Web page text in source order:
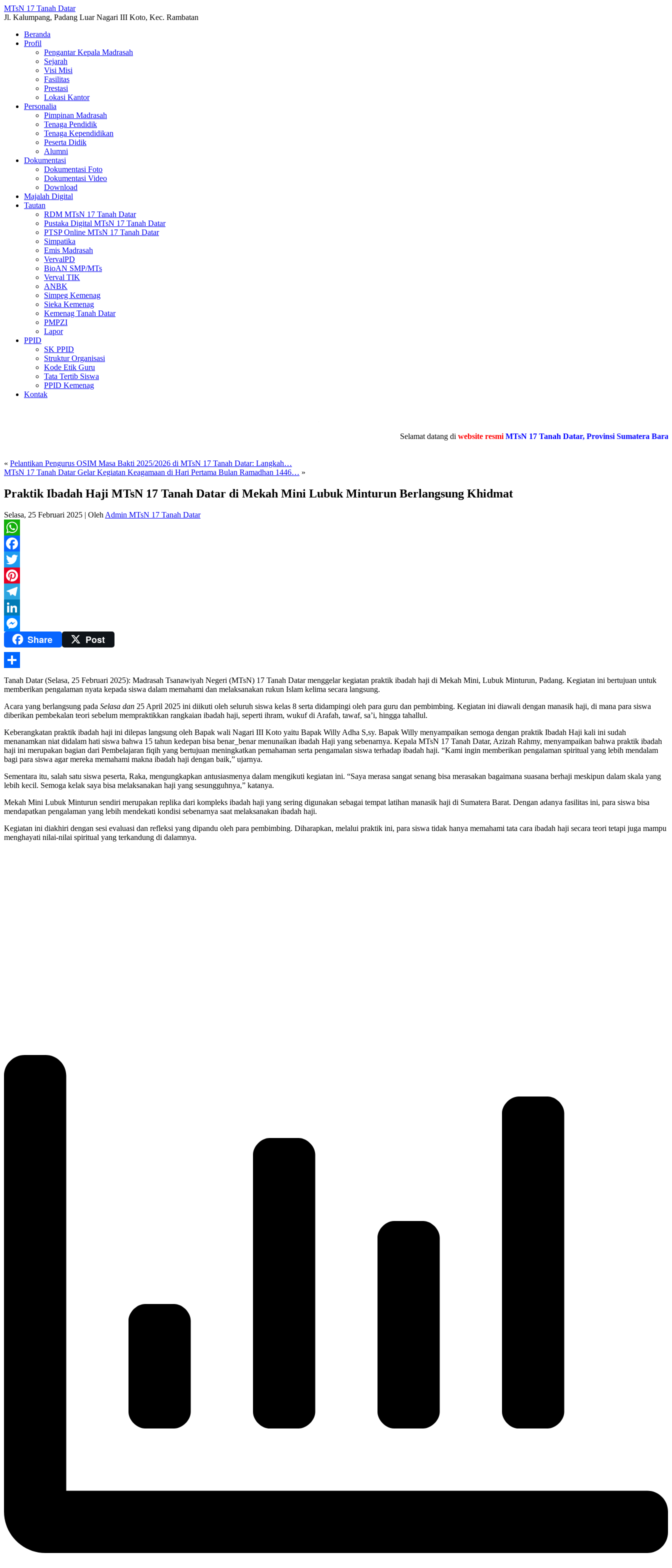
MTsN 17 Tanah Datar
Jl. Kalumpang, Padang Luar Nagari III Koto, Kec. Rambatan
Beranda
Profil
Pengantar Kepala Madrasah
Sejarah
Visi Misi
Fasilitas
Prestasi
Lokasi Kantor
Personalia
Pimpinan Madrasah
Tenaga Pendidik
Tenaga Kependidikan
Peserta Didik
Alumni
Dokumentasi
Dokumentasi Foto
Dokumentasi Video
Download
Majalah Digital
Tautan
RDM MTsN 17 Tanah Datar
Pustaka Digital MTsN 17 Tanah Datar
PTSP Online MTsN 17 Tanah Datar
Simpatika
Emis Madrasah
VervalPD
BioAN SMP/MTs
Verval TIK
ANBK
Simpeg Kemenag
Sieka Kemenag
Kemenag Tanah Datar
PMPZI
Lapor
PPID
SK PPID
Struktur Organisasi
Kode Etik Guru
Tata Tertib Siswa
PPID Kemenag
Kontak
Selamat datang diwebsite resmi MTsN 17 Tanah Datar, Provinsi Sumatera Barat Media
« Pelantikan Pengurus OSIM Masa Bakti 2025/2026 di MTsN 17 Tanah Datar: Langkah…
MTsN 17 Tanah Datar Gelar Kegiatan Keagamaan di Hari Pertama Bulan Ramadhan 1446… »
Praktik Ibadah Haji MTsN 17 Tanah Datar di Mekah Mini Lubuk Minturun Berlangsung Khidmat
Selasa, 25 Februari 2025 | Oleh Admin MTsN 17 Tanah Datar
WhatsApp
Facebook
Twitter
Pinterest
Telegram
LinkedIn
MessengerShare Post
Share
Tanah Datar (Selasa, 25 Februari 2025): Madrasah Tsanawiyah Negeri (MTsN) 17 Tanah Datar menggelar kegiatan praktik ibadah haji di Mekah Mini, Lubuk Minturun, Padang. Kegiatan ini bertujuan untuk
memberikan pengalaman nyata kepada siswa dalam memahami dan melaksanakan rukun Islam kelima secara langsung.
Acara yang berlangsung pada Selasa dan 25 April 2025 ini diikuti oleh seluruh siswa kelas 8 serta didampingi oleh para guru dan pembimbing. Kegiatan ini diawali dengan manasik haji, di mana para siswa
diberikan pembekalan teori sebelum mempraktikkan rangkaian ibadah haji, seperti ihram, wukuf di Arafah, tawaf, sa’i, hingga tahallul.
Keberangkatan praktik ibadah haji ini dilepas langsung oleh Bapak wali Nagari III Koto yaitu Bapak Willy Adha S,sy. Bapak Willy menyampaikan semoga dengan praktik Ibadah Haji kali ini sudah
menanamkan niat didalam hati siswa bahwa 15 tahun kedepan bisa benar_benar menunaikan ibadah Haji yang sebenarnya. Kepala MTsN 17 Tanah Datar, Azizah Rahmy, menyampaikan bahwa praktik ibadah
haji ini merupakan bagian dari Pembelajaran fiqih yang bertujuan meningkatkan pemahaman serta pengamalan siswa terhadap ibadah haji. “Kami ingin memberikan pengalaman spiritual yang lebih mendalam
bagi para siswa agar mereka memahami makna ibadah haji dengan baik,” ujarnya.
Sementara itu, salah satu siswa peserta, Raka, mengungkapkan antusiasmenya dalam mengikuti kegiatan ini. “Saya merasa sangat senang bisa merasakan bagaimana suasana berhaji meskipun dalam skala yang
lebih kecil. Semoga kelak saya bisa melaksanakan haji yang sesungguhnya,” katanya.
Mekah Mini Lubuk Minturun sendiri merupakan replika dari kompleks ibadah haji yang sering digunakan sebagai tempat latihan manasik haji di Sumatera Barat. Dengan adanya fasilitas ini, para siswa bisa
mendapatkan pengalaman yang lebih mendekati kondisi sebenarnya saat melaksanakan ibadah haji.
Kegiatan ini diakhiri dengan sesi evaluasi dan refleksi yang dipandu oleh para pembimbing. Diharapkan, melalui praktik ini, para siswa tidak hanya memahami tata cara ibadah haji secara teori tetapi juga mampu
menghayati nilai-nilai spiritual yang terkandung di dalamnya.